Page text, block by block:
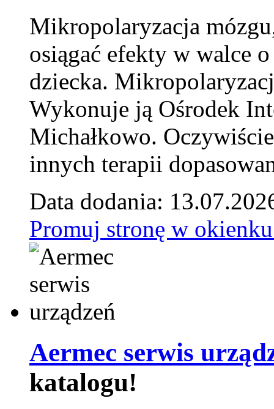
Mikropolaryzacja
osiągać efekty w walce
dziecka.
Wykonuje ją Ośrodek
Michałkowo.
innych terapii
Data dodania:
Promuj stronę w
Aermec serwis
katalogu!